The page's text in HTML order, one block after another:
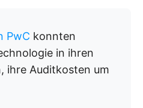
PwC konnten
in ihren
ihre Auditkosten um